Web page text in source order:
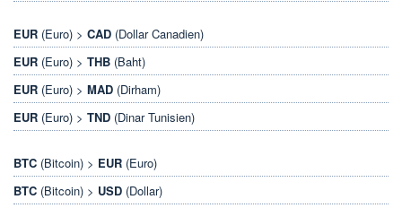
EUR (Euro) > CAD (Dollar Canadien)
EUR (Euro) > THB (Baht)
EUR (Euro) > MAD (Dirham)
EUR (Euro) > TND (Dinar Tunisien)
BTC (Bitcoin) > EUR (Euro)
BTC (Bitcoin) > USD (Dollar)